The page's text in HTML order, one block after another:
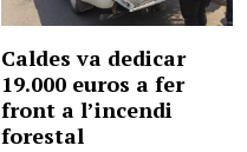
Caldes va dedicar
19.000 euros a fer
front a l’incendi
forestal